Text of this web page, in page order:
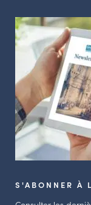
S'ABONNER À